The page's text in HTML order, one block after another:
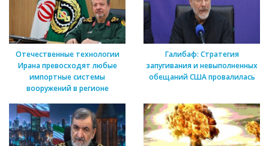
Отечественные технологии
Ирана превосходят любые
импортные системы
вооружений в регионе
Галибаф: Стратегия
запугивания и невыполненных
обещаний США провалилась